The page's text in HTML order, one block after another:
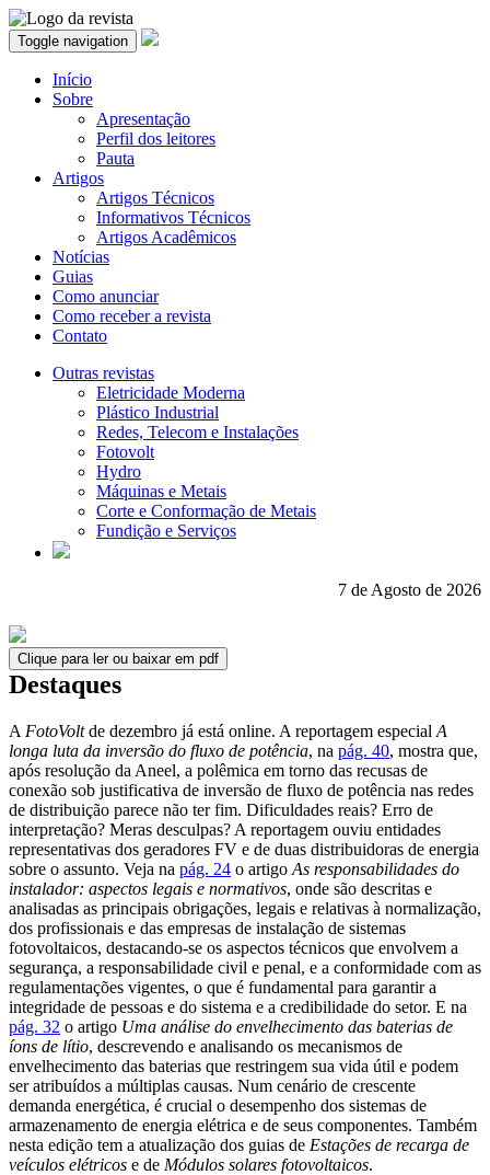
Toggle navigation
Início
Sobre
Apresentação
Perfil dos leitores
Pauta
Artigos
Artigos Técnicos
Informativos Técnicos
Artigos Acadêmicos
Notícias
Guias
Como anunciar
Como receber a revista
Contato
Outras revistas
Eletricidade Moderna
Plástico Industrial
Redes, Telecom e Instalações
Fotovolt
Hydro
Máquinas e Metais
Corte e Conformação de Metais
Fundição e Serviços
7 de Agosto de 2026
Clique para ler ou baixar em pdf
Destaques
A FotoVoltde dezembro já está online. A reportagem especial A
longa luta da inversão do ­fluxo de potência, na pág. 40, mostra que,
após resolução da Aneel, a polêmica em torno das recusas de
conexão sob justificativa de inversão de fluxo de potência nas redes
de distribuição parece não ter fim. Dificuldades reais? Erro de
interpretação? Meras desculpas? A reportagem ouviu entidades
representativas dos geradores FV e de duas distribuidoras de energia
sobre o assunto. Veja na pág. 24 o artigo As responsabilidades do
instalador: aspectos legais e normativos, onde são descritas e
analisadas as principais obrigações, legais e relativas à normalização,
dos profissionais e das empresas de instalação de sistemas
fotovoltaicos, destacando-se os aspectos técnicos que envolvem a
segurança, a responsabilidade civil e penal, e a conformidade com as
regulamentações vigentes, o que é fundamental para garantir a
integridade de pessoas e do sistema e a credibilidade do setor. E na
pág. 32 o artigo Uma análise do envelhecimento das baterias de
íons de lítio, descrevendo e analisando os mecanismos de
envelhecimento das baterias que restringem sua vida útil e podem
ser atribuídos a múltiplas causas. Num cenário de crescente
demanda energética, é crucial o desempenho dos sistemas de
armazenamento de energia elétrica e de seus componentes. Também
nesta edição tem a atualização dos guias de Estações de recarga de
veículos elétricos e de Módulos solares fotovoltaicos.